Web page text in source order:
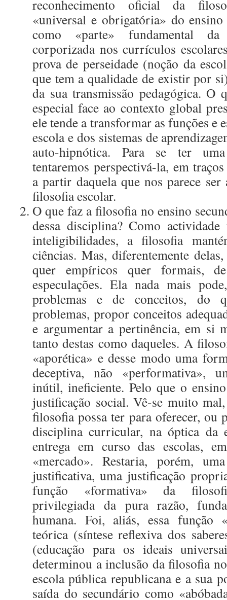
reconhecimento oficial da
«universal e obrigatória» do
como «parte» fundamental
corporizada nos currículos
prova de perseidade (noção da
que tem a qualidade de existir por
da sua transmissão pedagógica. O
especial face ao contexto global
ele tende a transformar as funções e
escola e dos sistemas de
auto-hipnótica. Para se ter
tentaremos perspectivá-la, em
a partir daquela que nos parece
filosofia escolar.
O que faz a filosofia no ensino
dessa disciplina? Como
inteligibilidades, a filosofia
ciências. Mas, diferentemente
quer empíricos quer formais,
especulações. Ela nada mais
problemas e de conceitos, do
problemas, propor conceitos
e argumentar a pertinência, em si
tanto destas como daqueles. A
«aporética» e desse modo uma
deceptiva, não «performativa»,
inútil, ineficiente. Pelo que o
justificação social. Vê-se muito
filosofia possa ter para oferecer, ou
disciplina curricular, na óptica da
entrega em curso das escolas,
«mercado». Restaria, porém,
justificativa, uma justificação
função «formativa» da
privilegiada da pura razão,
humana. Foi, aliás, essa função
teórica (síntese reflexiva dos
(educação para os ideais
determinou a inclusão da filosofia
escola pública republicana e a sua
saída do secundário como